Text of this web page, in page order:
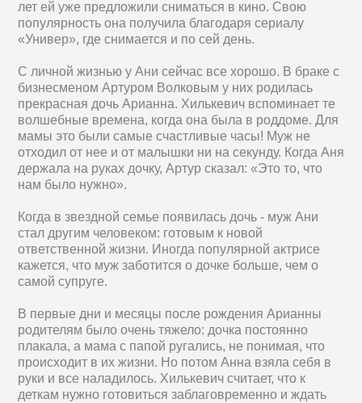
лет ей уже предложили сниматься в кино. Свою
популярность она получила благодаря сериалу
«Универ», где снимается и по сей день.
С личной жизнью у Ани сейчас все хорошо. В браке с
бизнесменом Артуром Волковым у них родилась
прекрасная дочь Арианна. Хилькевич вспоминает те
волшебные времена, когда она была в роддоме. Для
мамы это были самые счастливые часы! Муж не
отходил от нее и от малышки ни на секунду. Когда Аня
держала на руках дочку, Артур сказал: «Это то, что
нам было нужно».
Когда в звездной семье появилась дочь - муж Ани
стал другим человеком: готовым к новой
ответственной жизни. Иногда популярной актрисе
кажется, что муж заботится о дочке больше, чем о
самой супруге.
В первые дни и месяцы после рождения Арианны
родителям было очень тяжело: дочка постоянно
плакала, а мама с папой ругались, не понимая, что
происходит в их жизни. Но потом Анна взяла себя в
руки и все наладилось. Хилькевич считает, что к
деткам нужно готовиться заблаговременно и ждать